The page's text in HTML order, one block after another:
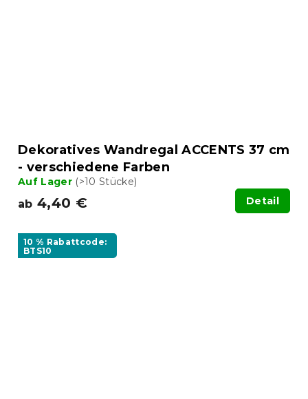
Dekoratives Wandregal ACCENTS 37 cm
- verschiedene Farben
Auf Lager (>10 Stücke)
ab 4,40 € Detail
10 % Rabattcode:
BTS10